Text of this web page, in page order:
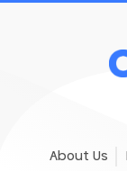
About Us